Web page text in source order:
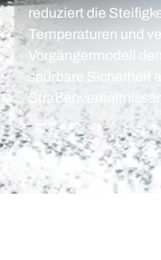
reduziert die
Temperaturen und
Vorgängermodell
spürbare Sicherheit
Straßenverhältnissen.